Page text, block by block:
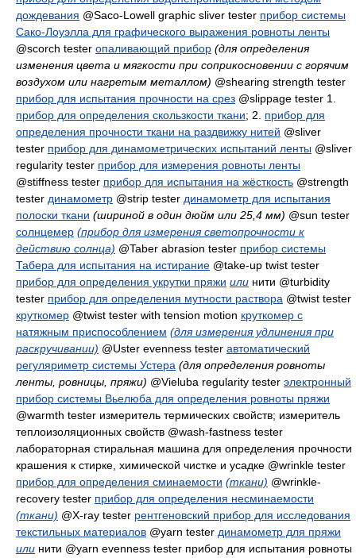
дождевания @Saco-Lowell graphic sliver tester прибор системы
Сако-Лоуэлла для графического выражения ровноты ленты
@scorch tester опаливающий прибор (для определения
изменения цвета и мягкости при соприкосновении с горячим
воздухом или нагретым металлом) @shearing strength tester
прибор для испытания прочности на срез @slippage tester 1.
прибор для определения скользкости ткани; 2. прибор для
определения прочности ткани на раздвижку нитей @sliver
tester прибор для динамометрических испытаний ленты @sliver
regularity tester прибор для измерения ровноты ленты
@stiffness tester прибор для испытания на жёсткость @strength
tester динамометр @strip tester динамометр для испытания
полоски ткани (шириной в один дюйм или 25,4 мм) @sun tester
солнцемер (прибор для измерения светопрочности к
действию солнца) @Taber abrasion tester прибор системы
Табера для испытания на истирание @take-up twist tester
прибор для определения укрутки пряжи или нити @turbidity
tester прибор для определения мутности раствора @twist tester
круткомер @twist tester with tension motion круткомер с
натяжным приспособлением (для измерения удлинения при
раскручивании) @Uster evenness tester автоматический
регуляриметр системы Устера (для определения ровноты
ленты, ровницы, пряжи) @Vieluba regularity tester электронный
прибор системы Вьелюба для определения ровноты пряжи
@warmth tester измеритель термических свойств; измеритель
теплоизоляционных свойств @wash-fastness tester
лабораторная стиральная машина для определения прочности
крашения к стирке, химической чистке и усадке @wrinkle tester
прибор для определения сминаемости (ткани) @wrinkle-
recovery tester прибор для определения несминаемости
(ткани) @X-ray tester рентгеновский прибор для исследования
текстильных материалов @yarn tester динамометр для пряжи
или нити @yarn evenness tester прибор для испытания ровноты